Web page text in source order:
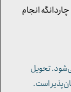
تحویل
است.
انجام